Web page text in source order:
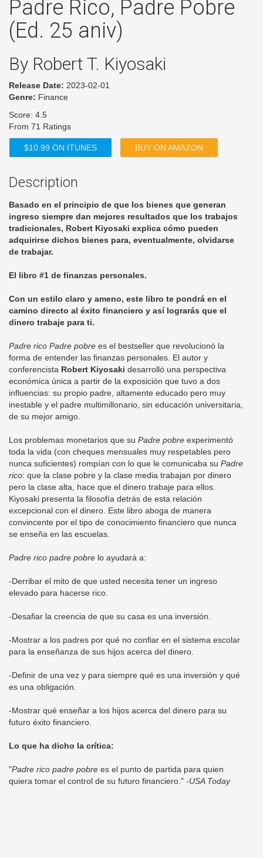
Padre Rico, Padre Pobre
(Ed. 25 aniv)
By Robert T. Kiyosaki
Release Date: 2023-02-01
Genre: Finance
Score: 4.5
From 71 Ratings
$10.99 ON ITUNES BUY ON AMAZON
Description
Basado en el principio de que los bienes que generan
ingreso siempre dan mejores resultados que los trabajos
tradicionales, Robert Kiyosaki explica cómo pueden
adquirirse dichos bienes para, eventualmente, olvidarse
de trabajar.
El libro #1 de finanzas personales.
Con un estilo claro y ameno, este libro te pondrá en el
camino directo al éxito financiero y así lograrás que el
dinero trabaje para ti.
Padre rico Padre pobre es el bestseller que revolucionó la
forma de entender las finanzas personales. El autor y
conferencista Robert Kiyosaki desarrolló una perspectiva
económica única a partir de la exposición que tuvo a dos
influencias: su propio padre, altamente educado pero muy
inestable y el padre multimillonario, sin educación universitaria,
de su mejor amigo.
Los problemas monetarios que su Padre pobre experimentó
toda la vida (con cheques mensuales muy respetables pero
nunca suficientes) rompían con lo que le comunicaba su Padre
rico: que la clase pobre y la clase media trabajan por dinero
pero la clase alta, hace que el dinero trabaje para ellos.
Kiyosaki presenta la filosofía detrás de esta relación
excepcional con el dinero. Este libro aboga de manera
convincente por el tipo de conocimiento financiero que nunca
se enseña en las escuelas.
Padre rico padre pobre lo ayudará a:
-Derribar el mito de que usted necesita tener un ingreso
elevado para hacerse rico.
-Desafiar la creencia de que su casa es una inversión.
-Mostrar a los padres por qué no confiar en el sistema escolar
para la enseñanza de sus hijos acerca del dinero.
-Definir de una vez y para siempre qué es una inversión y qué
es una obligación.
-Mostrar qué enseñar a los hijos acerca del dinero para su
futuro éxito financiero.
Lo que ha dicho la crítica:
"Padre rico padre pobre es el punto de partida para quien
quiera tomar el control de su futuro financiero." -USA Today